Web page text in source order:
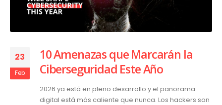
23
Feb
10 Amenazas que Marcarán la
Ciberseguridad Este Año
2026 ya está en pleno desarrollo y el panorama
digital está más caliente que nunca. Los hackers son